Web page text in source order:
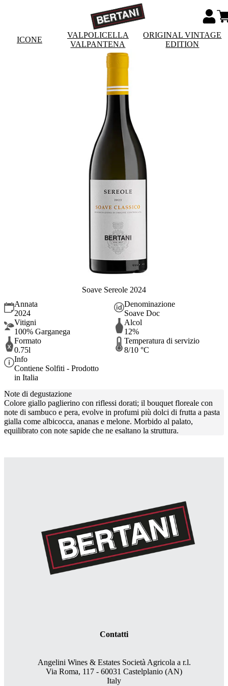
ICONE
VALPOLICELLA
VALPANTENA
ORIGINAL VINTAGE
EDITION
Soave Sereole 2024
Annata
2024
Denominazione
Soave Doc
Vitigni
100% Garganega
Alcol
12%
Formato
0.75l
Temperatura di servizio
8/10 °C
Info
Contiene Solfiti - Prodotto
in Italia
Note di degustazione
Colore giallo paglierino con riflessi dorati; il bouquet floreale con
note di sambuco e pera, evolve in profumi più dolci di frutta a pasta
gialla come albicocca, ananas e melone. Morbido al palato,
equilibrato con note sapide che ne esaltano la struttura.
Contatti
Angelini Wines & Estates Società Agricola a r.l.
Via Roma, 117 - 60031 Castelplanio (AN)
Italy